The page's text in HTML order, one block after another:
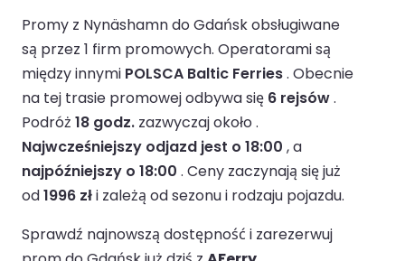
Promy z Nynäshamn do Gdańsk obsługiwane
są przez 1 firm promowych. Operatorami są
między innymi POLSCA Baltic Ferries. Obecnie
na tej trasie promowej odbywa się 6 rejsów.
Podróż 18 godz. zazwyczaj około .
Najwcześniejszy odjazd jest o 18:00 , a
najpóźniejszy o 18:00 . Ceny zaczynają się już
od1996 złi zależą od sezonu i rodzaju pojazdu.
Sprawdź najnowszą dostępność i zarezerwuj